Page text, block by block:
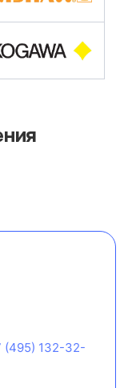
(495) 132-32-